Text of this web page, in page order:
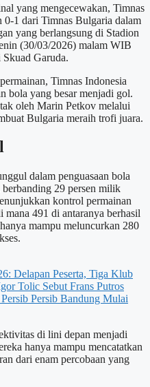
yang mengecewakan, Timnas
0-1 dari Timnas Bulgaria dalam
yang berlangsung di Stadion
(30/03/2026) malam WIB
Garuda.
Timnas Indonesia
bola yang besar menjadi gol.
oleh Marin Petkov melalui
Bulgaria meraih trofi juara.
dalam penguasaan bola
berbanding 29 persen milik
kontrol permainan
491 di antaranya berhasil
mampu meluncurkan 280
Delapan Peserta, Tiga Klub
Tolic Sebut Frans Putros
Persib Bandung Mulai
di lini depan menjadi
hanya mampu mencatatkan
dari enam percobaan yang